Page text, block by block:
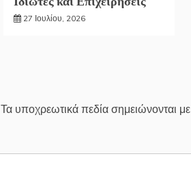
27 Ιουλίου, 2026
Τα υποχρεωτικά πεδία σημειώνονται με